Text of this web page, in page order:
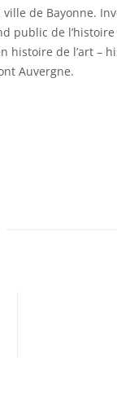
de Bayonne.
public de l’histoire
histoire de l’art –
Auvergne.